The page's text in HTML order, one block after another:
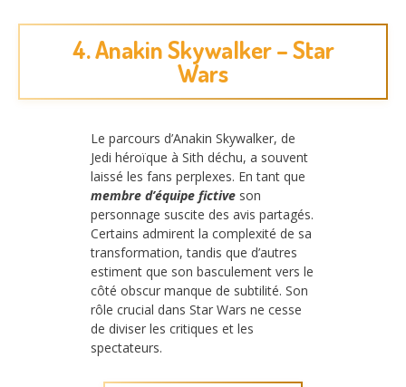
4. Anakin Skywalker – Star
Wars
Le parcours d’Anakin Skywalker, de
Jedi héroïque à Sith déchu, a souvent
laissé les fans perplexes. En tant que
membre d’équipe fictive son
personnage suscite des avis partagés.
Certains admirent la complexité de sa
transformation, tandis que d’autres
estiment que son basculement vers le
côté obscur manque de subtilité. Son
rôle crucial dans Star Wars ne cesse
de diviser les critiques et les
spectateurs.